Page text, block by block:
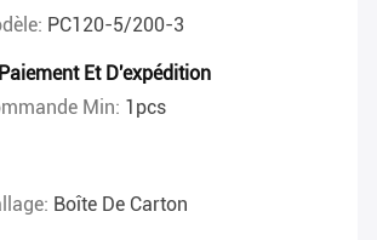
PC120-5/200-3
Et D'expédition
Min: 1pcs
Boîte De Carton